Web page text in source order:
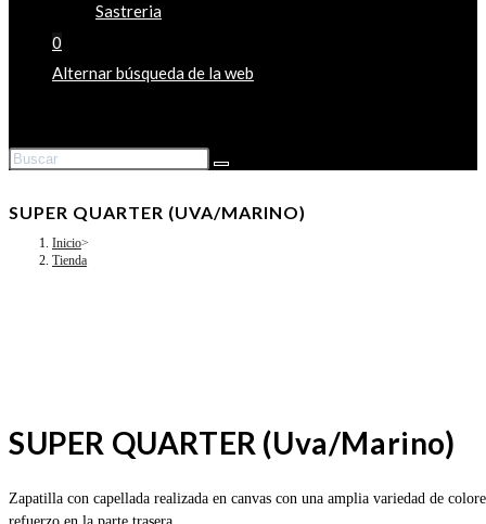
Sastreria
0
Alternar búsqueda de la web
SUPER QUARTER (UVA/MARINO)
Inicio>
Tienda
SUPER QUARTER (Uva/Marino)
Zapatilla con capellada realizada en canvas con una amplia variedad de